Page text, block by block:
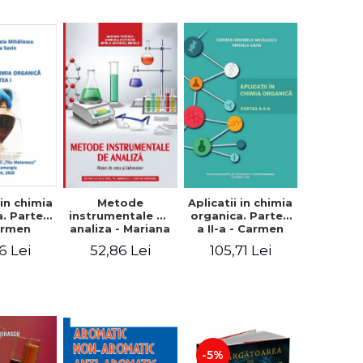
chimia
Partea
Lei
Metode
instrumentale de
analiza - Mariana
Gabriela
52,86 Lei
Aplicatii in chimia
organica. Partea
a II-a - Carmen
Mihailescu,
105,71 Lei
-5%